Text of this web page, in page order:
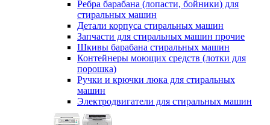
Ребра барабана (лопасти, бойники) для
стиральных машин
Детали корпуса стиральных машин
Запчасти для стиральных машин прочие
Шкивы барабана стиральных машин
Контейнеры моющих средств (лотки для
порошка)
Ручки и крючки люка для стиральных
машин
Электродвигатели для стиральных машин